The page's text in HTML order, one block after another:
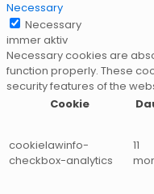
Necessary
Necessary
immer aktiv
Necessary cookies are
function properly. These
security features of the
Cookie
cookielawinfo-
checkbox-analytics
11